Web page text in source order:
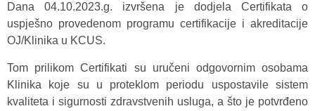
Dana 04.10.2023.g. izvršena je dodjela Certifikata o
uspješno provedenom programu certifikacije i akreditacije
OJ/Klinika u KCUS.
Tom prilikom Certifikati su uručeni odgovornim osobama
Klinika koje su u proteklom periodu uspostavile sistem
kvaliteta i sigurnosti zdravstvenih usluga, a što je potvrđeno